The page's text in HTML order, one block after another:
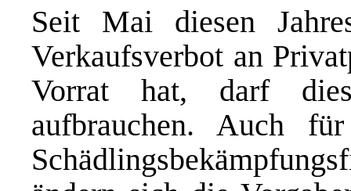
Seit Mai diesen
Verkaufsverbot an
Vorrat hat, darf
aufbrauchen. Auch